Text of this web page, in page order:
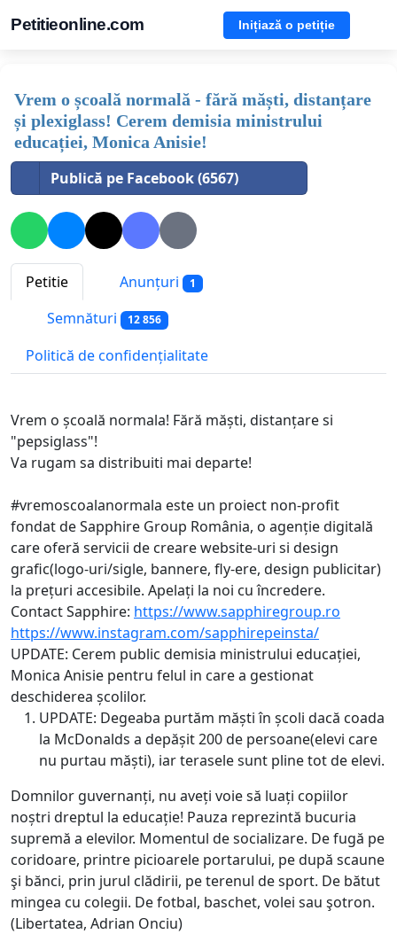
Petitieonline.com Inițiază o petiție
Vrem o școală normală - fără măști, distanțare
și plexiglass! Cerem demisia ministrului
educației, Monica Anisie!
Publică pe Facebook (6567)
Petitie Anunțuri 1
Semnături 12 856
Politică de confidențialitate
Vrem o școală normala! Fără măști, distanțare si
"pepsiglass"!
Va rugam sa distribuiti mai departe!
#vremoscoalanormala este un proiect non-profit
fondat de Sapphire Group România, o agenție digitală
care oferă servicii de creare website-uri si design
grafic(logo-uri/sigle, bannere, fly-ere, design publicitar)
la prețuri accesibile. Apelați la noi cu încredere.
Contact Sapphire: https://www.sapphiregroup.ro
https://www.instagram.com/sapphirepeinsta/
UPDATE: Cerem public demisia ministrului educației,
Monica Anisie pentru felul in care a gestionat
deschiderea școlilor.
UPDATE: Degeaba purtăm măști în școli dacă coada
la McDonalds a depășit 200 de persoane(elevi care
nu purtau măști), iar terasele sunt pline tot de elevi.
Domnilor guvernanți, nu aveți voie să luați copiilor
noștri dreptul la educație! Pauza reprezintă bucuria
supremă a elevilor. Momentul de socializare. De fugă pe
coridoare, printre picioarele portarului, pe după scaune
şi bănci, prin jurul clădirii, pe terenul de sport. De bătut
mingea cu colegii. De fotbal, baschet, volei sau şotron.
(Libertatea, Adrian Onciu)